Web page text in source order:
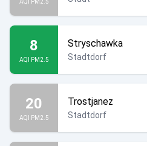
8
AQI PM2.5
Stryschawka
Stadtdorf
20
AQI PM2.5
Trostjanez
Stadtdorf